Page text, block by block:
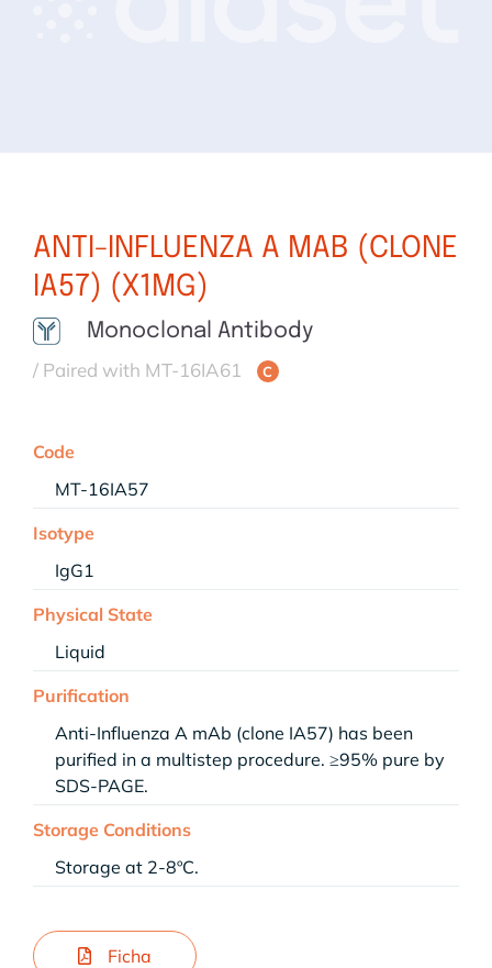
ANTI-INFLUENZA A MAB (CLONE
IA57) (X1MG)
Monoclonal Antibody
/ Paired with MT-16IA61
C
Code
MT-16IA57
Isotype
IgG1
Physical State
Liquid
Purification
Anti-Influenza A mAb (clone IA57) has been
purified in a multistep procedure. ≥95% pure by
SDS-PAGE.
Storage Conditions
Storage at 2-8ºC.
Ficha